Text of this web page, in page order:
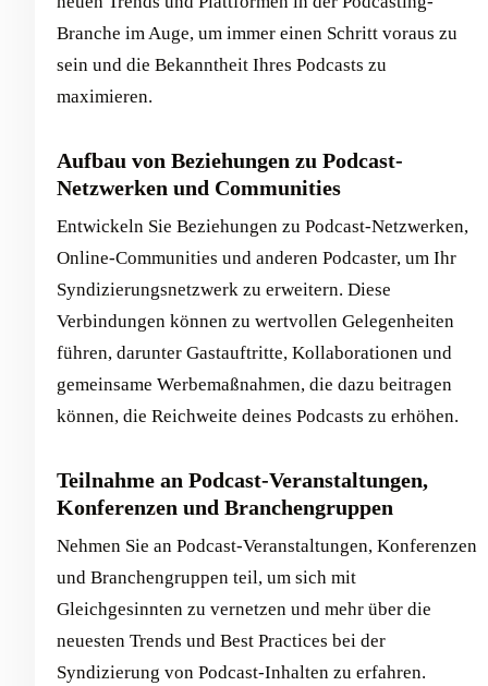
Branche im Auge, um immer einen Schritt voraus zu
sein und die Bekanntheit Ihres Podcasts zu
maximieren.
Aufbau von Beziehungen zu Podcast-
Netzwerken und Communities
Entwickeln Sie Beziehungen zu Podcast-Netzwerken,
Online-Communities und anderen Podcaster, um Ihr
Syndizierungsnetzwerk zu erweitern. Diese
Verbindungen können zu wertvollen Gelegenheiten
führen, darunter Gastauftritte, Kollaborationen und
gemeinsame Werbemaßnahmen, die dazu beitragen
können, die Reichweite deines Podcasts zu erhöhen.
Teilnahme an Podcast-Veranstaltungen,
Konferenzen und Branchengruppen
Nehmen Sie an Podcast-Veranstaltungen, Konferenzen
und Branchengruppen teil, um sich mit
Gleichgesinnten zu vernetzen und mehr über die
neuesten Trends und Best Practices bei der
Syndizierung von Podcast-Inhalten zu erfahren.